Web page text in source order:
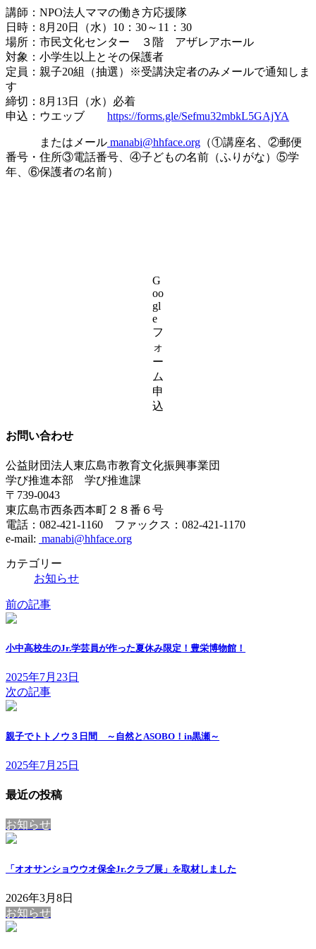
講師：NPO法人ママの働き方応援隊
日時：8月20日（水）10：30～11：30
場所：市民文化センター ３階 アザレアホール
対象：小学生以上とその保護者
定員：親子20組（抽選）※受講決定者のみメールで通知しま
す
締切：8月13日（水）必着
申込：ウエッブ https://forms.gle/Sefmu32mbkL5GAjYA
またはメール manabi@hhface.org （①講座名、②郵便
番号・住所③電話番号、④子どもの名前（ふりがな）⑤学
年、⑥保護者の名前）
G
oo
gl
e
フ
ォ
ー
ム
申
込
お問い合わせ
公益財団法人東広島市教育文化振興事業団
学び推進本部 学び推進課
〒739-0043
東広島市西条西本町２８番６号
電話：082-421-1160 ファックス：082-421-1170
e-mail: manabi@hhface.org
カテゴリー
お知らせ
前の記事
小中高校生のJr.学芸員が作った夏休み限定！豊栄博物館！
2025年7月23日
次の記事
親子でトトノウ３日間 ～自然とASOBO！in黒瀬～
2025年7月25日
最近の投稿
お知らせ
「オオサンショウウオ保全Jr.クラブ展」を取材しました
2026年3月8日
お知らせ